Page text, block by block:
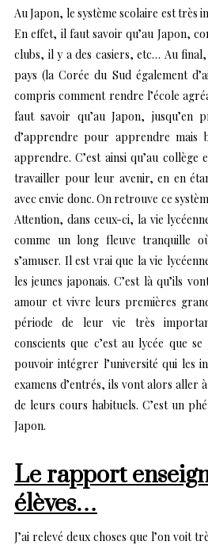
Au Japon, le système scolaire est très
En effet, il faut savoir qu’au Japon,
clubs, il y a des casiers, etc… Au
pays (la Corée du Sud également
compris comment rendre l’école
faut savoir qu’au Japon, jusqu’en
d’apprendre pour apprendre mais
apprendre. C’est ainsi qu’au collège
travailler pour leur avenir, en en
avec envie donc. On retrouve ce
Attention, dans ceux-ci, la vie
comme un long fleuve tranquille
s’amuser. Il est vrai que la vie
les jeunes japonais. C’est là qu’ils
amour et vivre leurs premières
période de leur vie très
conscients que c’est au lycée que
pouvoir intégrer l’université qui les
examens d’entrés, ils vont alors aller
de leurs cours habituels. C’est un
Japon.
Le rapport
élèves…
J’ai relevé deux choses que l’on voit